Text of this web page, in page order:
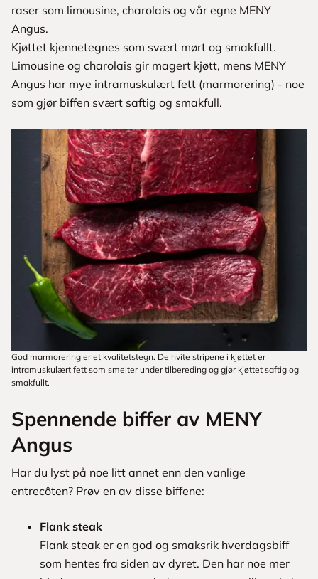
raser som limousine, charolais og vår egne MENY
Angus.
Kjøttet kjennetegnes som svært mørt og smakfullt.
Limousine og charolais gir magert kjøtt, mens MENY
Angus har mye intramuskulært fett (marmorering) - noe
som gjør biffen svært saftig og smakfull.
God marmorering er et kvalitetstegn. De hvite stripene i kjøttet er
intramuskulært fett som smelter under tilbereding og gjør kjøttet saftig og
smakfullt.
Spennende biffer av MENY
Angus
Har du lyst på noe litt annet enn den vanlige
entrecôten? Prøv en av disse biffene:
Flank steak
Flank steak er en god og smaksrik hverdagsbiff
som hentes fra siden av dyret. Den har noe mer